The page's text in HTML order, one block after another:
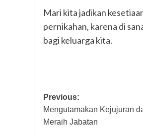
Mari kita jadikan
pernikahan, karena di
bagi keluarga kita.
Post
navigation
Previous:
Mengutamakan Kejujuran
Meraih Jabatan